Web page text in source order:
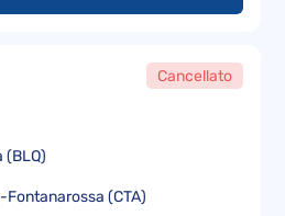
Cancellato
(BLQ)
(CTA)